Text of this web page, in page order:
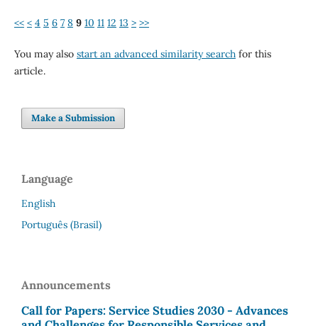
<< < 4 5 6 7 8 9 10 11 12 13 > >>
You may also start an advanced similarity searchfor this
article.
Make a Submission
Language
English
Português (Brasil)
Announcements
Call for Papers: Service Studies 2030 - Advances